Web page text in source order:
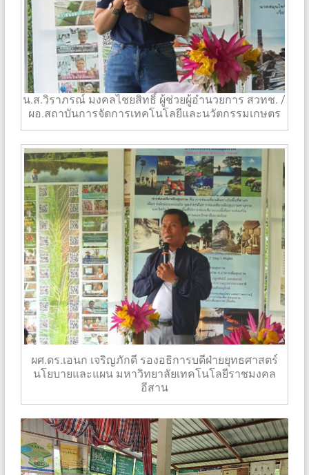
น.ส.วิราภรณ์ มงคลไชยสิทธิ์ ผู้ช่วยผู้อำนวยการ สวทช. /
ผอ.สถาบันการจัดการเทคโนโลยีและนวัตกรรมเกษตร
ผศ.ดร.เอนก เจริญภักดี รองอธิการบดีฝ่ายยุทธศาสตร์
นโยบายและแผน มหาวิทยาลัยเทคโนโลยีราชมงคล
อีสาน